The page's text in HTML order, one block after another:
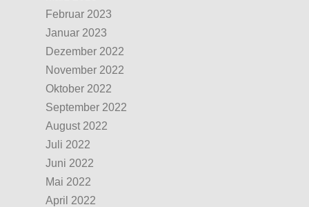
Februar 2023
Januar 2023
Dezember 2022
November 2022
Oktober 2022
September 2022
August 2022
Juli 2022
Juni 2022
Mai 2022
April 2022